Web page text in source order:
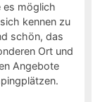
es möglich
kennen zu
schön, das
Ort und
Angebote